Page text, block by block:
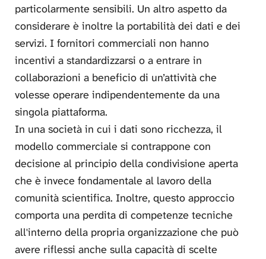
particolarmente sensibili. Un altro aspetto da
considerare è inoltre la portabilità dei dati e dei
servizi. I fornitori commerciali non hanno
incentivi a standardizzarsi o a entrare in
collaborazioni a beneficio di un’attività che
volesse operare indipendentemente da una
singola piattaforma.
In una società in cui i dati sono ricchezza, il
modello commerciale si contrappone con
decisione al principio della condivisione aperta
che è invece fondamentale al lavoro della
comunità scientifica. Inoltre, questo approccio
comporta una perdita di competenze tecniche
all'interno della propria organizzazione che può
avere riflessi anche sulla capacità di scelte